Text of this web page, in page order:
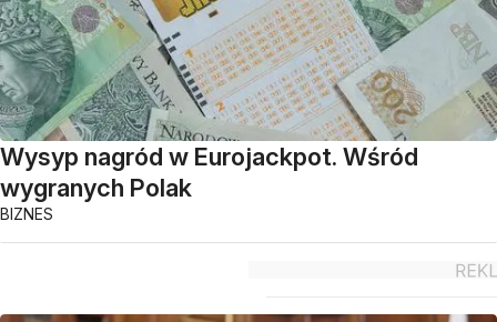
Wysyp nagród w Eurojackpot. Wśród
wygranych Polak
BIZNES